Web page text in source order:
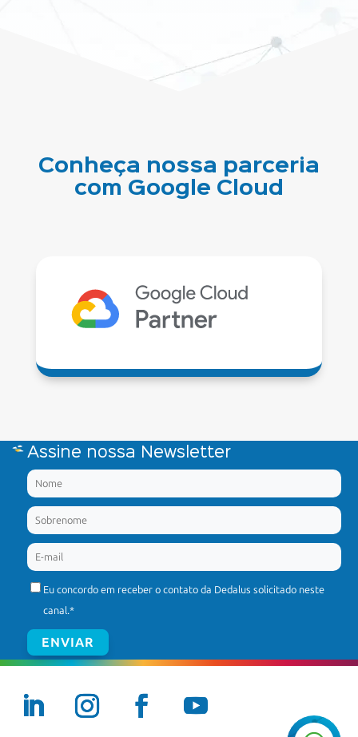
Conheça nossa parceria
com Google Cloud
Assine nossa Newsletter
Eu concordo em receber o contato da Dedalus solicitado neste
canal.*